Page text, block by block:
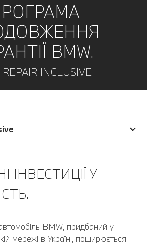
BMW.
INCLUSIVE.
ІНВЕСТИЦІЇ У
BMW, придбаний у
мережі в Україні, поширюється